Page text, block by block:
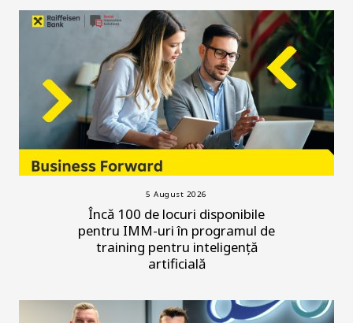
5 August 2026
Încă 100 de locuri disponibile
pentru IMM-uri în programul de
training pentru inteligență
artificială